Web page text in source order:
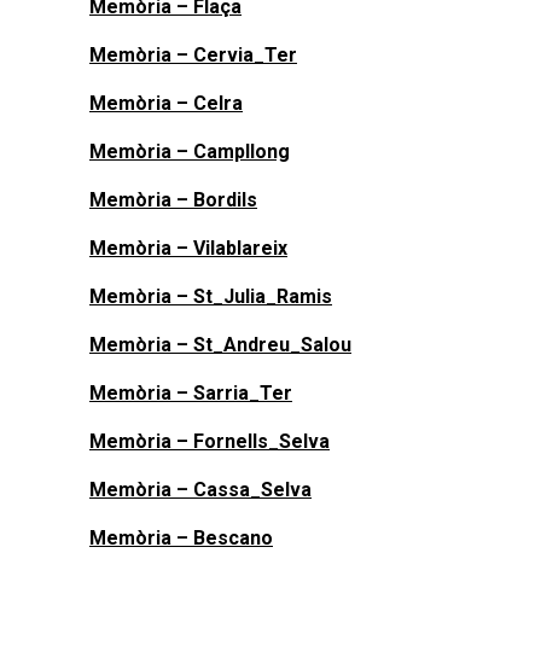
Memòria – Flaça
Memòria – Cervia_Ter
Memòria – Celra
Memòria – Campllong
Memòria – Bordils
Memòria – Vilablareix
Memòria – St_Julia_Ramis
Memòria – St_Andreu_Salou
Memòria – Sarria_Ter
Memòria – Fornells_Selva
Memòria – Cassa_Selva
Memòria – Bescano